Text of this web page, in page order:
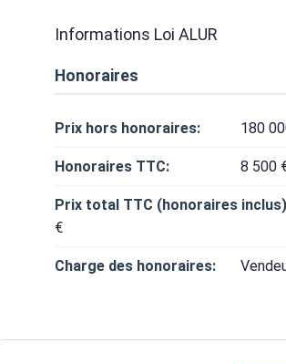
Informations Loi ALUR
Honoraires
Prix hors honoraires: 180
Honoraires TTC: 8 500
Prix total TTC (honoraires
€
Charge des honoraires: